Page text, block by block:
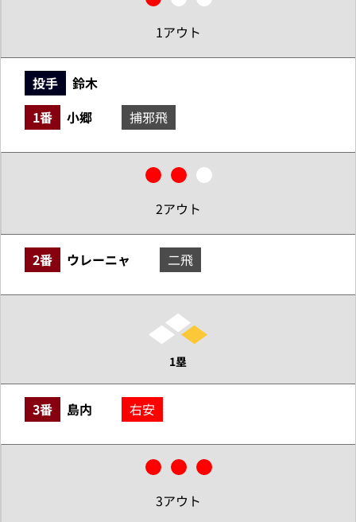
1アウト
投手
鈴木
1番
小郷 捕邪飛
2アウト
2番 ウレーニャ 二飛
1塁
3番 島内 右安
3アウト